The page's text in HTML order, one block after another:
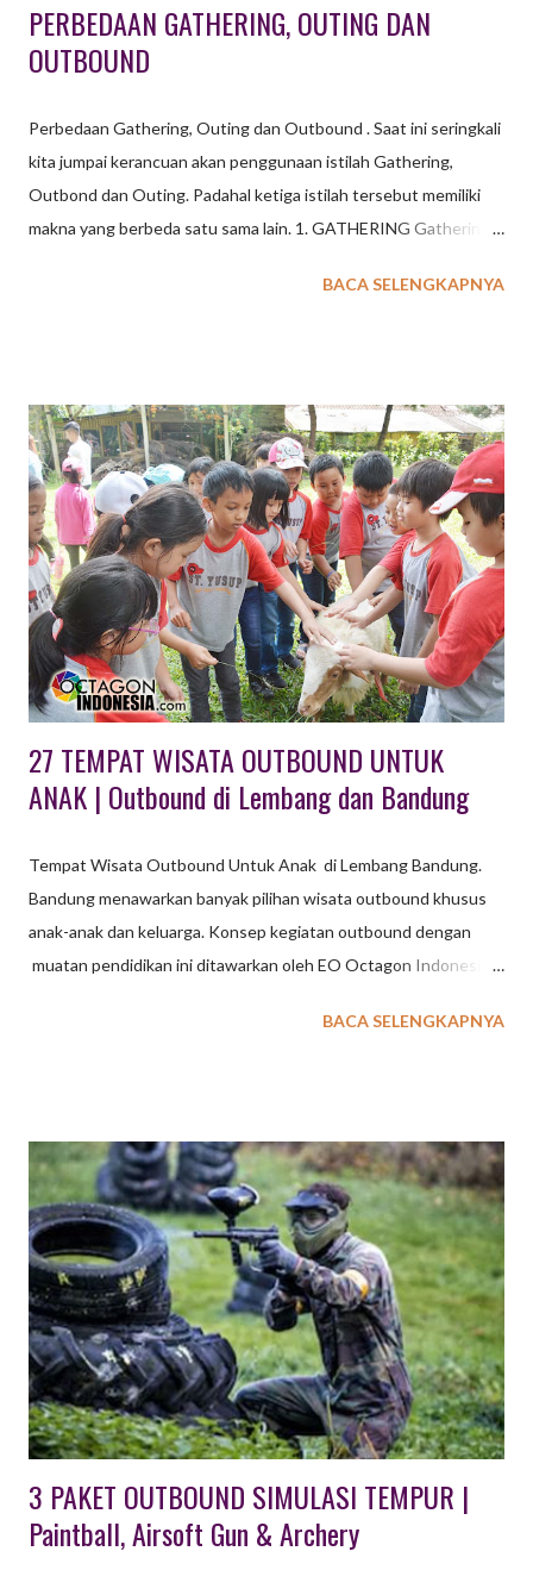
PERBEDAAN GATHERING, OUTING DAN
OUTBOUND
Perbedaan Gathering, Outing dan Outbound . Saat ini seringkali
kita jumpai kerancuan akan penggunaan istilah Gathering,
Outbond dan Outing. Padahal ketiga istilah tersebut memiliki
makna yang berbeda satu sama lain. 1. GATHERING Gathering
sekolah ataupun perusahaan yang diadakan pada waktu
Kegiatan ini secara fisik, pikiran, dan emosional tidak terlalu
berat. Lebih dominan kepada unsur hiburan. Seperti misalnya
bersama-sama berkunjung ke wahana wisata tertentu, makan
bersama ditambah dengan hiburan musik, artis, ataupun
permainan yang menyenangkan, dan lain sebagainya. Aktivitas
yang dilakukan lebih tertuju pada aspek menyenangkan
sehingga tidak membutuhkan persiapan khusus. Dilingkup
perusahaan, gathering biasanya dibedakan lagi menjadi
Employee Gatheri...
BACA SELENGKAPNYA
27 TEMPAT WISATA OUTBOUND UNTUK
ANAK | Outbound di Lembang dan Bandung
Tempat Wisata Outbound Untuk Anak di Lembang Bandung.
Bandung menawarkan banyak pilihan wisata outbound khusus
anak-anak dan keluarga. Konsep kegiatan outbound dengan
muatan pendidikan ini ditawarkan oleh EO Octagon Indonesia
Untuk kegiatan Family Gathering EXXO sudah sediakan
dengan disesuaikan karakteristik peserta dan usia. baca juga : 36
Tempat Wisata di Lembang TEMPAT WISATA OUTBOUND
UNTUK ANAK & FAMILY GATHERING DI BANDUNG Khusus
Wisata Outbound di Lembang Bandung ini , paket untuk usia
anak - anak tersedia Program Outbound Character Building
berupa aktifitas wisata edukasi untuk pelajar PAUD, TK maupun
SD dan SMP. Teriakan anak - anak terdengar sangat nyaring saat
pemandu dari EO Octagon Indonesia memberi instruksi ...
BACA SELENGKAPNYA
3 PAKET OUTBOUND SIMULASI TEMPUR |
Paintball, Airsoft Gun & Archery